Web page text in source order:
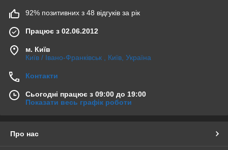
92% позитивних з 48 відгуків за рік
Працює з 02.06.2012
м. Київ
Київ / Івано-Франківськ , Київ, Україна
Контакти
Сьогодні працює з 09:00 до 19:00
Показати весь графік роботи
Про нас